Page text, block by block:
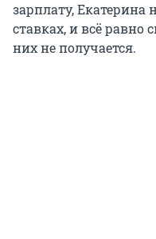
зарплату, Екатерина
ставках, и всё равно
них не получается.